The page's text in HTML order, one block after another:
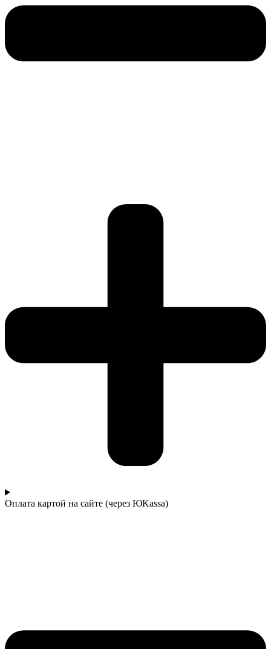
Оплата картой на сайте (через ЮKassa)